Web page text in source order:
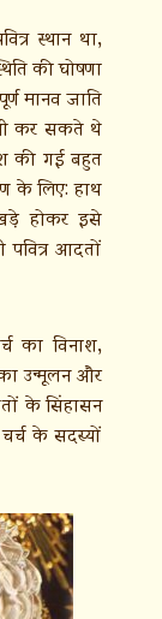
स्थान था,
की घोषणा
मानव जाति
कर सकते थे
की गई बहुत
के लिए: हाथ
होकर इसे
आदतों
का विनाश,
उन्मूलन और
के सिंहासन
के सदस्यों